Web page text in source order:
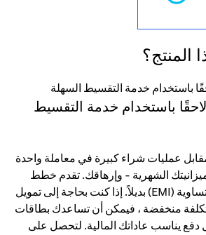
المنتج؟
باستخدام خدمة التقسيط
عمليات شراء كبيرة في معاملة واحدة
الشهرية - وإرهاقك. تقدم خطط
الأقساط الشهرية المتساوية (EMI) بديلاً. إذا كنت بحاجة إلى تمويل
منخفضة ، فيمكن أن تساعدك بطاقات
دفع يناسب عاداتك المالية. لتحصل على